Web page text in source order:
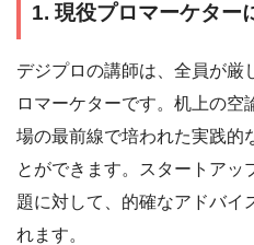
1. 現役プロマーケター
デジプロの講師は、全員が厳
ロマーケターです。机上の
場の最前線で培われた実践的
とができます。スタートアッ
題に対して、的確なアドバイ
れます。